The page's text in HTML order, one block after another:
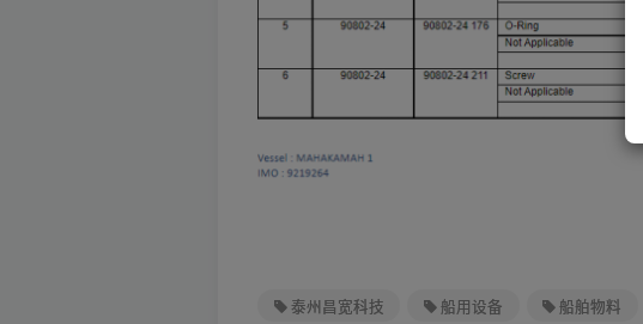
泰州昌宽科技 船用设备 船舶物料